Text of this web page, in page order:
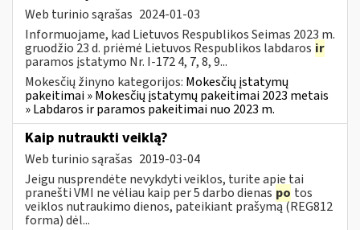
Web turinio sąrašas 2024-01-03
Informuojame, kad Lietuvos Respublikos Seimas 2023 m.
gruodžio 23 d. priėmė Lietuvos Respublikos labdaros ir
paramos įstatymo Nr. I-172 4, 7, 8, 9...
Mokesčių žinyno kategorijos: Mokesčių įstatymų
pakeitimai » Mokesčių įstatymų pakeitimai 2023 metais
» Labdaros ir paramos pakeitimai nuo 2023 m.
Kaip nutraukti veiklą?
Web turinio sąrašas 2019-03-04
Jeigu nusprendėte nevykdyti veiklos, turite apie tai
pranešti VMI ne vėliau kaip per 5 darbo dienas po tos
veiklos nutraukimo dienos, pateikiant prašymą (REG812
forma) dėl...